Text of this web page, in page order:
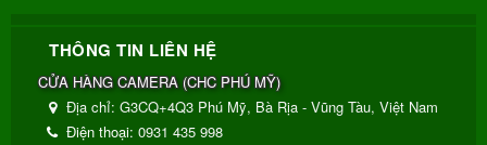
THÔNG TIN LIÊN HỆ
CỬA HÀNG CAMERA(CHC PHÚ MỸ)
Địa chỉ: G3CQ+4Q3 Phú Mỹ, Bà Rịa - Vũng Tàu, Việt Nam
Điện thoại: 0931 435 998